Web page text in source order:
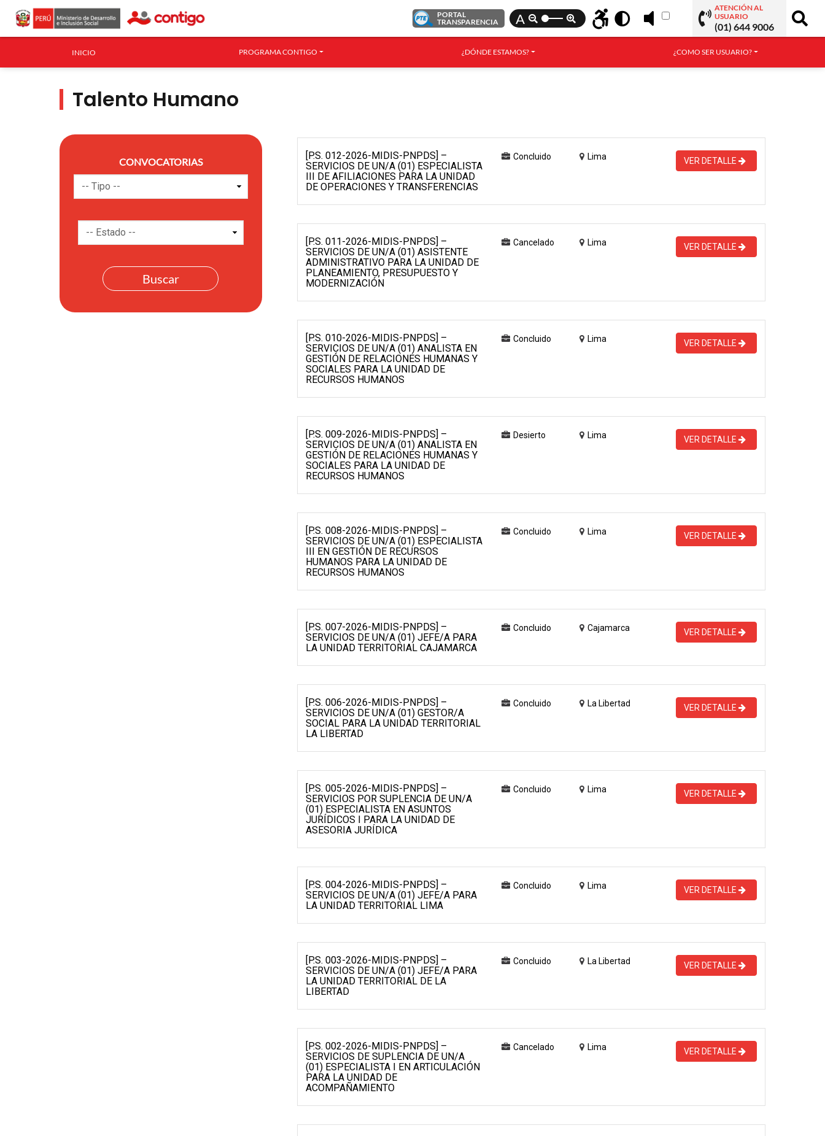
PORTAL
TRANSPARENCIA
A
ATENCIÓN AL
USUARIO
(01) 644 9006
INICIO PROGRAMA CONTIGO ¿DÓNDE ESTAMOS? ¿COMO SER USUARIO?
Talento Humano
CONVOCATORIAS
[P.S. 012-2026-MIDIS-PNPDS] –
SERVICIOS DE UN/A (01) ESPECIALISTA
III DE AFILIACIONES PARA LA UNIDAD
DE OPERACIONES Y TRANSFERENCIAS
Concluido Lima VER DETALLE
[P.S. 011-2026-MIDIS-PNPDS] –
SERVICIOS DE UN/A (01) ASISTENTE
ADMINISTRATIVO PARA LA UNIDAD DE
PLANEAMIENTO, PRESUPUESTO Y
MODERNIZACIÓN
Cancelado Lima VER DETALLE
[P.S. 010-2026-MIDIS-PNPDS] –
SERVICIOS DE UN/A (01) ANALISTA EN
GESTIÓN DE RELACIONES HUMANAS Y
SOCIALES PARA LA UNIDAD DE
RECURSOS HUMANOS
Concluido Lima VER DETALLE
[P.S. 009-2026-MIDIS-PNPDS] –
SERVICIOS DE UN/A (01) ANALISTA EN
GESTIÓN DE RELACIONES HUMANAS Y
SOCIALES PARA LA UNIDAD DE
RECURSOS HUMANOS
Desierto Lima VER DETALLE
[P.S. 008-2026-MIDIS-PNPDS] –
SERVICIOS DE UN/A (01) ESPECIALISTA
III EN GESTIÓN DE RECURSOS
HUMANOS PARA LA UNIDAD DE
RECURSOS HUMANOS
Concluido Lima VER DETALLE
[P.S. 007-2026-MIDIS-PNPDS] –
SERVICIOS DE UN/A (01) JEFE/A PARA
LA UNIDAD TERRITORIAL CAJAMARCA
Concluido Cajamarca VER DETALLE
[P.S. 006-2026-MIDIS-PNPDS] –
SERVICIOS DE UN/A (01) GESTOR/A
SOCIAL PARA LA UNIDAD TERRITORIAL
LA LIBERTAD
Concluido La Libertad VER DETALLE
[P.S. 005-2026-MIDIS-PNPDS] –
SERVICIOS POR SUPLENCIA DE UN/A
(01) ESPECIALISTA EN ASUNTOS
JURÍDICOS I PARA LA UNIDAD DE
ASESORIA JURÍDICA
Concluido Lima VER DETALLE
[P.S. 004-2026-MIDIS-PNPDS] –
SERVICIOS DE UN/A (01) JEFE/A PARA
LA UNIDAD TERRITORIAL LIMA
Concluido Lima VER DETALLE
[P.S. 003-2026-MIDIS-PNPDS] –
SERVICIOS DE UN/A (01) JEFE/A PARA
LA UNIDAD TERRITORIAL DE LA
LIBERTAD
Concluido La Libertad VER DETALLE
[P.S. 002-2026-MIDIS-PNPDS] –
SERVICIOS DE SUPLENCIA DE UN/A
(01) ESPECIALISTA I EN ARTICULACIÓN
PARA LA UNIDAD DE
ACOMPAÑAMIENTO
Cancelado Lima VER DETALLE